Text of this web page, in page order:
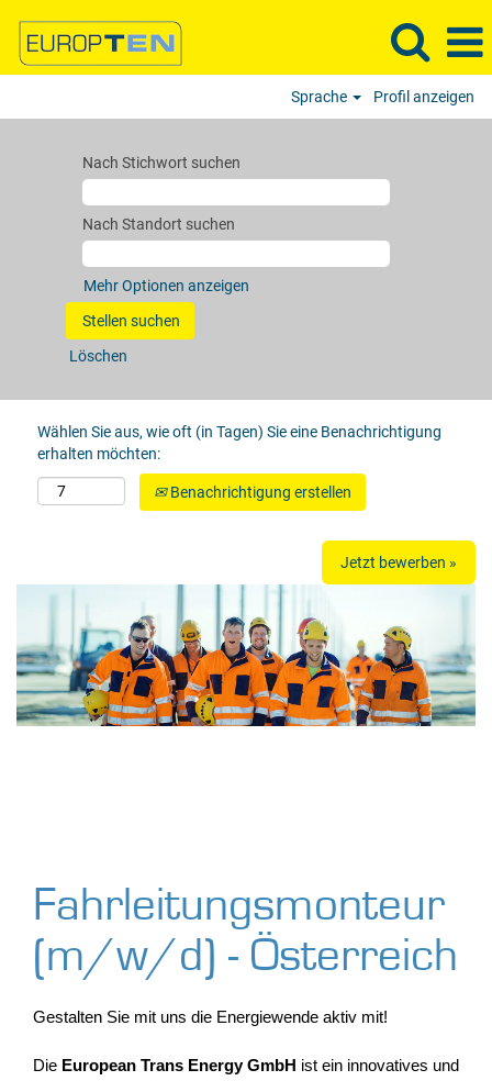
Sprache Profil anzeigen
Nach Stichwort suchen
Nach Standort suchen
Mehr Optionen anzeigen
Löschen
Wählen Sie aus, wie oft (in Tagen) Sie eine Benachrichtigung
erhalten möchten:
Benachrichtigung erstellen
Jetzt bewerben »
Fahrleitungsmonteur
(m/w/d) - Österreich
Gestalten Sie mit uns die Energiewende aktiv mit!
Die European Trans Energy GmbH ist ein innovatives und